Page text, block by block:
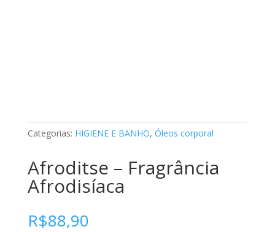
Categorias: HIGIENE E BANHO, Óleos corporal
Afroditse – Fragrância
Afrodisíaca
R$88,90